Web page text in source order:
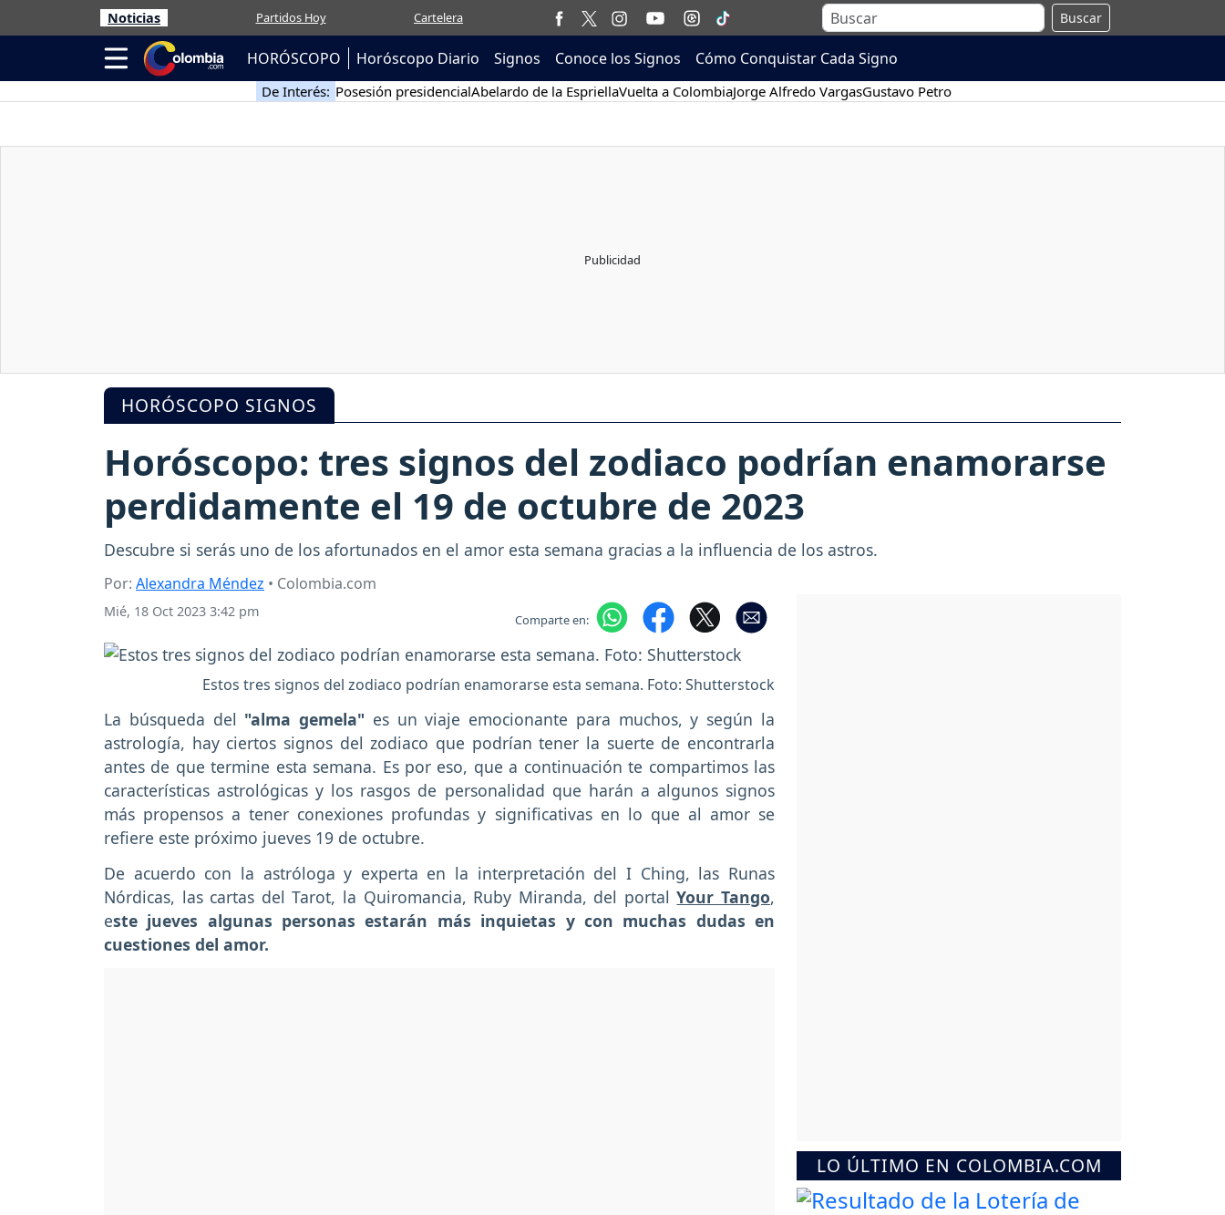
Noticias Partidos Hoy Cartelera Buscar
HORÓSCOPO Horóscopo Diario Signos Conoce los Signos Cómo Conquistar Cada Signo
De Interés: Posesión presidencialAbelardo de la EspriellaVuelta a ColombiaJorge Alfredo VargasGustavo Petro
HORÓSCOPO SIGNOS
Horóscopo: tres signos del zodiaco podrían enamorarse
perdidamente el 19 de octubre de 2023
Descubre si serás uno de los afortunados en el amor esta semana gracias a la influencia de los astros.
Por: Alexandra Méndez • Colombia.com
Mié, 18 Oct 2023 3:42 pm Comparte en:
Estos tres signos del zodiaco podrían enamorarse esta semana. Foto: Shutterstock
La búsqueda del "alma gemela" es un viaje emocionante para muchos, y según la
astrología, hay ciertos signos del zodiaco que podrían tener la suerte de encontrarla
antes de que termine esta semana. Es por eso, que a continuación te compartimos las
características astrológicas y los rasgos de personalidad que harán a algunos signos
más propensos a tener conexiones profundas y significativas en lo que al amor se
refiere este próximo jueves 19 de octubre.
De acuerdo con la astróloga y experta en la interpretación del I Ching, las Runas
Nórdicas, las cartas del Tarot, la Quiromancia, Ruby Miranda, del portalYour Tango,
este jueves algunas personas estarán más inquietas y con muchas dudas en
cuestiones del amor.
LO ÚLTIMO EN COLOMBIA.COM